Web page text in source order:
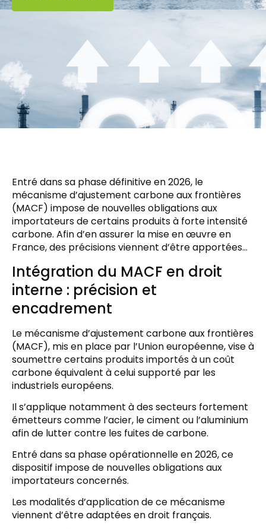
Entré dans sa phase définitive en 2026, le
mécanisme d’ajustement carbone aux frontières
(MACF) impose de nouvelles obligations aux
importateurs de certains produits à forte intensité
carbone. Afin d’en assurer la mise en œuvre en
France, des précisions viennent d’être apportées…
Intégration du MACF en droit
interne : précision et
encadrement
Le mécanisme d’ajustement carbone aux frontières
(MACF), mis en place par l’Union européenne, vise à
soumettre certains produits importés à un coût
carbone équivalent à celui supporté par les
industriels européens.
Il s’applique notamment à des secteurs fortement
émetteurs comme l’acier, le ciment ou l’aluminium
afin de lutter contre les fuites de carbone.
Entré dans sa phase opérationnelle en 2026, ce
dispositif impose de nouvelles obligations aux
importateurs concernés.
Les modalités d’application de ce mécanisme
viennent d’être adaptées en droit français.